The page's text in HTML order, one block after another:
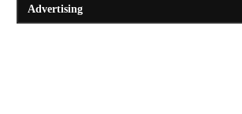
Advertising